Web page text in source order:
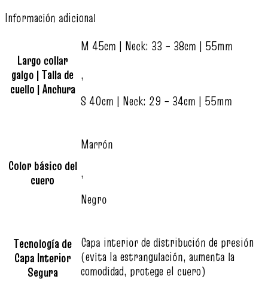
Información adicional
Largo collar
galgo | Talla de
cuello | Anchura
M 45cm | Neck: 33 – 38cm | 55mm
,
S 40cm | Neck: 29 – 34cm | 55mm
Color básico del
cuero
Marrón
,
Negro
Tecnología de
Capa Interior
Segura
Capa interior de distribución de presión
(evita la estrangulación, aumenta la
comodidad, protege el cuero)